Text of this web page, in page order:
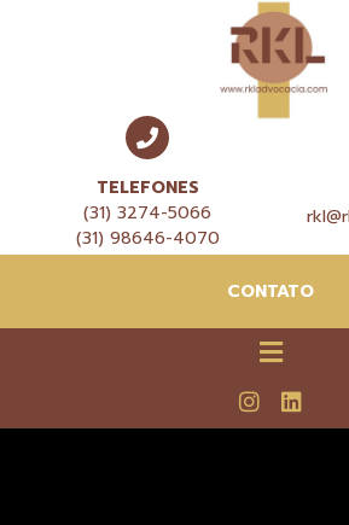
TELEFONES
(31) 3274-5066
(31) 98646-4070
CONTATO